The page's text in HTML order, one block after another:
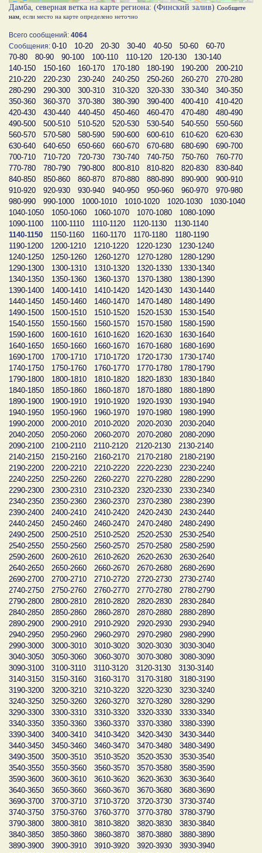
Дамба, северная ветка на карте региона: (Финский залив) Сообщите
нам , если место на карте определено неточно
Всего сообщений: 4064
Сообщения: 0-10 10-20 20-30 30-40 40-50 50-60
60-70
70-80
80-90 90-100 100-110 110-120 120-130
130-140
140-150
150-160 160-170 170-180 180-190 190-200
200-210
210-220
220-230 230-240 240-250 250-260 260-270
270-280
280-290
290-300 300-310 310-320 320-330 330-340
340-350
350-360
360-370 370-380 380-390 390-400 400-410
410-420
420-430
430-440 440-450 450-460 460-470 470-480
480-490
490-500
500-510 510-520 520-530 530-540 540-550
550-560
560-570
570-580 580-590 590-600 600-610 610-620
620-630
630-640
640-650 650-660 660-670 670-680 680-690
690-700
700-710
710-720 720-730 730-740 740-750 750-760
760-770
770-780
780-790 790-800 800-810 810-820 820-830
830-840
840-850
850-860 860-870 870-880 880-890 890-900
900-910
910-920
920-930 930-940 940-950 950-960 960-970
970-980
980-990
990-1000 1000-1010 1010-1020 1020-1030
1030-1040
1040-1050
1050-1060 1060-1070 1070-1080
1080-1090
1090-1100
1100-1110 1110-1120 1120-1130
1130-1140
1140-1150
1150-1160 1160-1170 1170-1180
1180-1190
1190-1200
1200-1210 1210-1220 1220-1230
1230-1240
1240-1250
1250-1260 1260-1270 1270-1280
1280-1290
1290-1300
1300-1310 1310-1320 1320-1330
1330-1340
1340-1350
1350-1360 1360-1370 1370-1380
1380-1390
1390-1400
1400-1410 1410-1420 1420-1430
1430-1440
1440-1450
1450-1460 1460-1470 1470-1480
1480-1490
1490-1500
1500-1510 1510-1520 1520-1530
1530-1540
1540-1550
1550-1560 1560-1570 1570-1580
1580-1590
1590-1600
1600-1610 1610-1620 1620-1630
1630-1640
1640-1650
1650-1660 1660-1670 1670-1680
1680-1690
1690-1700
1700-1710 1710-1720 1720-1730
1730-1740
1740-1750
1750-1760 1760-1770 1770-1780
1780-1790
1790-1800
1800-1810 1810-1820 1820-1830
1830-1840
1840-1850
1850-1860 1860-1870 1870-1880
1880-1890
1890-1900
1900-1910 1910-1920 1920-1930
1930-1940
1940-1950
1950-1960 1960-1970 1970-1980
1980-1990
1990-2000
2000-2010 2010-2020 2020-2030
2030-2040
2040-2050
2050-2060 2060-2070 2070-2080
2080-2090
2090-2100
2100-2110 2110-2120 2120-2130
2130-2140
2140-2150
2150-2160 2160-2170 2170-2180
2180-2190
2190-2200
2200-2210 2210-2220 2220-2230
2230-2240
2240-2250
2250-2260 2260-2270 2270-2280
2280-2290
2290-2300
2300-2310 2310-2320 2320-2330
2330-2340
2340-2350
2350-2360 2360-2370 2370-2380
2380-2390
2390-2400
2400-2410 2410-2420 2420-2430
2430-2440
2440-2450
2450-2460 2460-2470 2470-2480
2480-2490
2490-2500
2500-2510 2510-2520 2520-2530
2530-2540
2540-2550
2550-2560 2560-2570 2570-2580
2580-2590
2590-2600
2600-2610 2610-2620 2620-2630
2630-2640
2640-2650
2650-2660 2660-2670 2670-2680
2680-2690
2690-2700
2700-2710 2710-2720 2720-2730
2730-2740
2740-2750
2750-2760 2760-2770 2770-2780
2780-2790
2790-2800
2800-2810 2810-2820 2820-2830
2830-2840
2840-2850
2850-2860 2860-2870 2870-2880
2880-2890
2890-2900
2900-2910 2910-2920 2920-2930
2930-2940
2940-2950
2950-2960 2960-2970 2970-2980
2980-2990
2990-3000
3000-3010 3010-3020 3020-3030
3030-3040
3040-3050
3050-3060 3060-3070 3070-3080
3080-3090
3090-3100
3100-3110 3110-3120 3120-3130
3130-3140
3140-3150
3150-3160 3160-3170 3170-3180
3180-3190
3190-3200
3200-3210 3210-3220 3220-3230
3230-3240
3240-3250
3250-3260 3260-3270 3270-3280
3280-3290
3290-3300
3300-3310 3310-3320 3320-3330
3330-3340
3340-3350
3350-3360 3360-3370 3370-3380
3380-3390
3390-3400
3400-3410 3410-3420 3420-3430
3430-3440
3440-3450
3450-3460 3460-3470 3470-3480
3480-3490
3490-3500
3500-3510 3510-3520 3520-3530
3530-3540
3540-3550
3550-3560 3560-3570 3570-3580
3580-3590
3590-3600
3600-3610 3610-3620 3620-3630
3630-3640
3640-3650
3650-3660 3660-3670 3670-3680
3680-3690
3690-3700
3700-3710 3710-3720 3720-3730
3730-3740
3740-3750
3750-3760 3760-3770 3770-3780
3780-3790
3790-3800
3800-3810 3810-3820 3820-3830
3830-3840
3840-3850
3850-3860 3860-3870 3870-3880
3880-3890
3890-3900
3900-3910 3910-3920 3920-3930
3930-3940